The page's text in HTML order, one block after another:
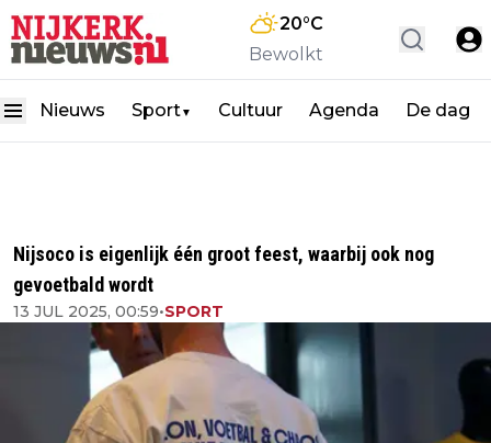
20°C
Bewolkt
Nieuws Sport▼ Cultuur Agenda De dag
Nijsoco is eigenlijk één groot feest, waarbij ook nog
gevoetbald wordt
13 JUL 2025, 00:59•SPORT